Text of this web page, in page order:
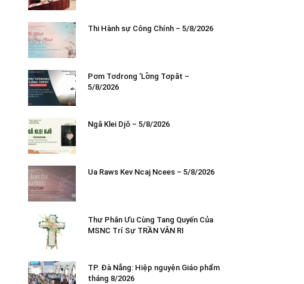
Thi Hành sự Công Chính – 5/8/2026
Pơm Tơdrong ‘Lơ̆ng Tơpăt –
5/8/2026
Ngă Klei Djŏ – 5/8/2026
Ua Raws Kev Ncaj Ncees – 5/8/2026
Thư Phân Ưu Cùng Tang Quyến Của
MSNC Trí Sự TRẦN VĂN RI
TP. Đà Nẵng: Hiệp nguyện Giáo phẩm
tháng 8/2026